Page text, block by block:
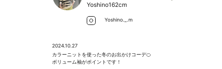
Yoshino162cm
Yoshino._.m
2024.10.27
カラーニットを使った冬のお出かけコーデ🍊
ボリューム袖がポイントです！